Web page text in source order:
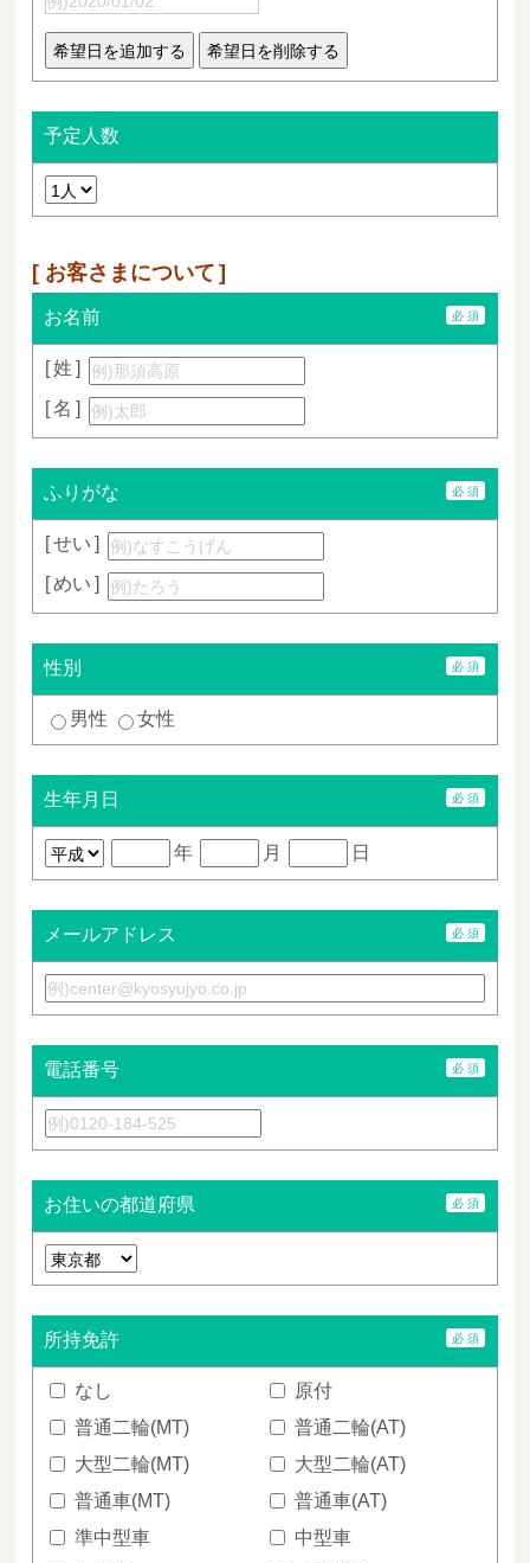
予定人数
お客さまについて
お名前
姓
名
ふりがな
せい
めい
性別
男性 女性
生年月日
年 月 日
メールアドレス
電話番号
お住いの都道府県
所持免許
なし
原付
普通二輪(MT)
普通二輪(AT)
大型二輪(MT)
大型二輪(AT)
普通車(MT)
普通車(AT)
準中型車
中型車